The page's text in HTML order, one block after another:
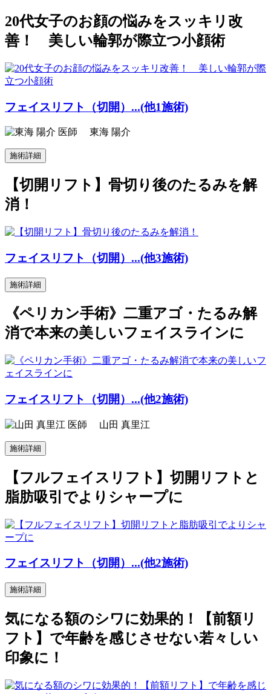
20代女子のお顔の悩みをスッキリ改
善！ 美しい輪郭が際立つ小顔術
フェイスリフト（切開）...(他1施術)
東海 陽介
施術詳細
【切開リフト】骨切り後のたるみを解
消！
フェイスリフト（切開）...(他3施術)
施術詳細
《ペリカン手術》二重アゴ・たるみ解
消で本来の美しいフェイスラインに
フェイスリフト（切開）...(他2施術)
山田 真里江
施術詳細
【フルフェイスリフト】切開リフトと
脂肪吸引でよりシャープに
フェイスリフト（切開）...(他2施術)
施術詳細
気になる額のシワに効果的！【前額リ
フト】で年齢を感じさせない若々しい
印象に！